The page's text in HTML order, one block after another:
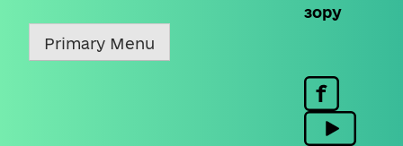
зору
Primary Menu